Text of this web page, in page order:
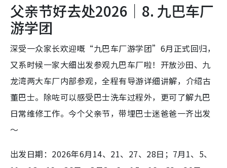
父亲节好去处2026｜8. 九巴车厂
游学团
深受一众家长欢迎嘅“九巴车厂游学团”6月正式回归，
又系时候一家大细出发参观九巴车厂啦！开放沙田、九
龙湾两大车厂内部参观，全程有导游详细讲解⁠，介绍古
董巴士。除咗可以感受巴士洗车过程外，更可了解九巴
日常维修工作。今个父亲节，带埋巴士迷爸爸一齐出发
～
出发日期：2026年6月14、21、27、28日；7月1、5、